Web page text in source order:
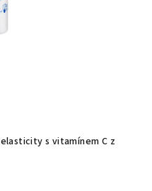
s vitamínem C z